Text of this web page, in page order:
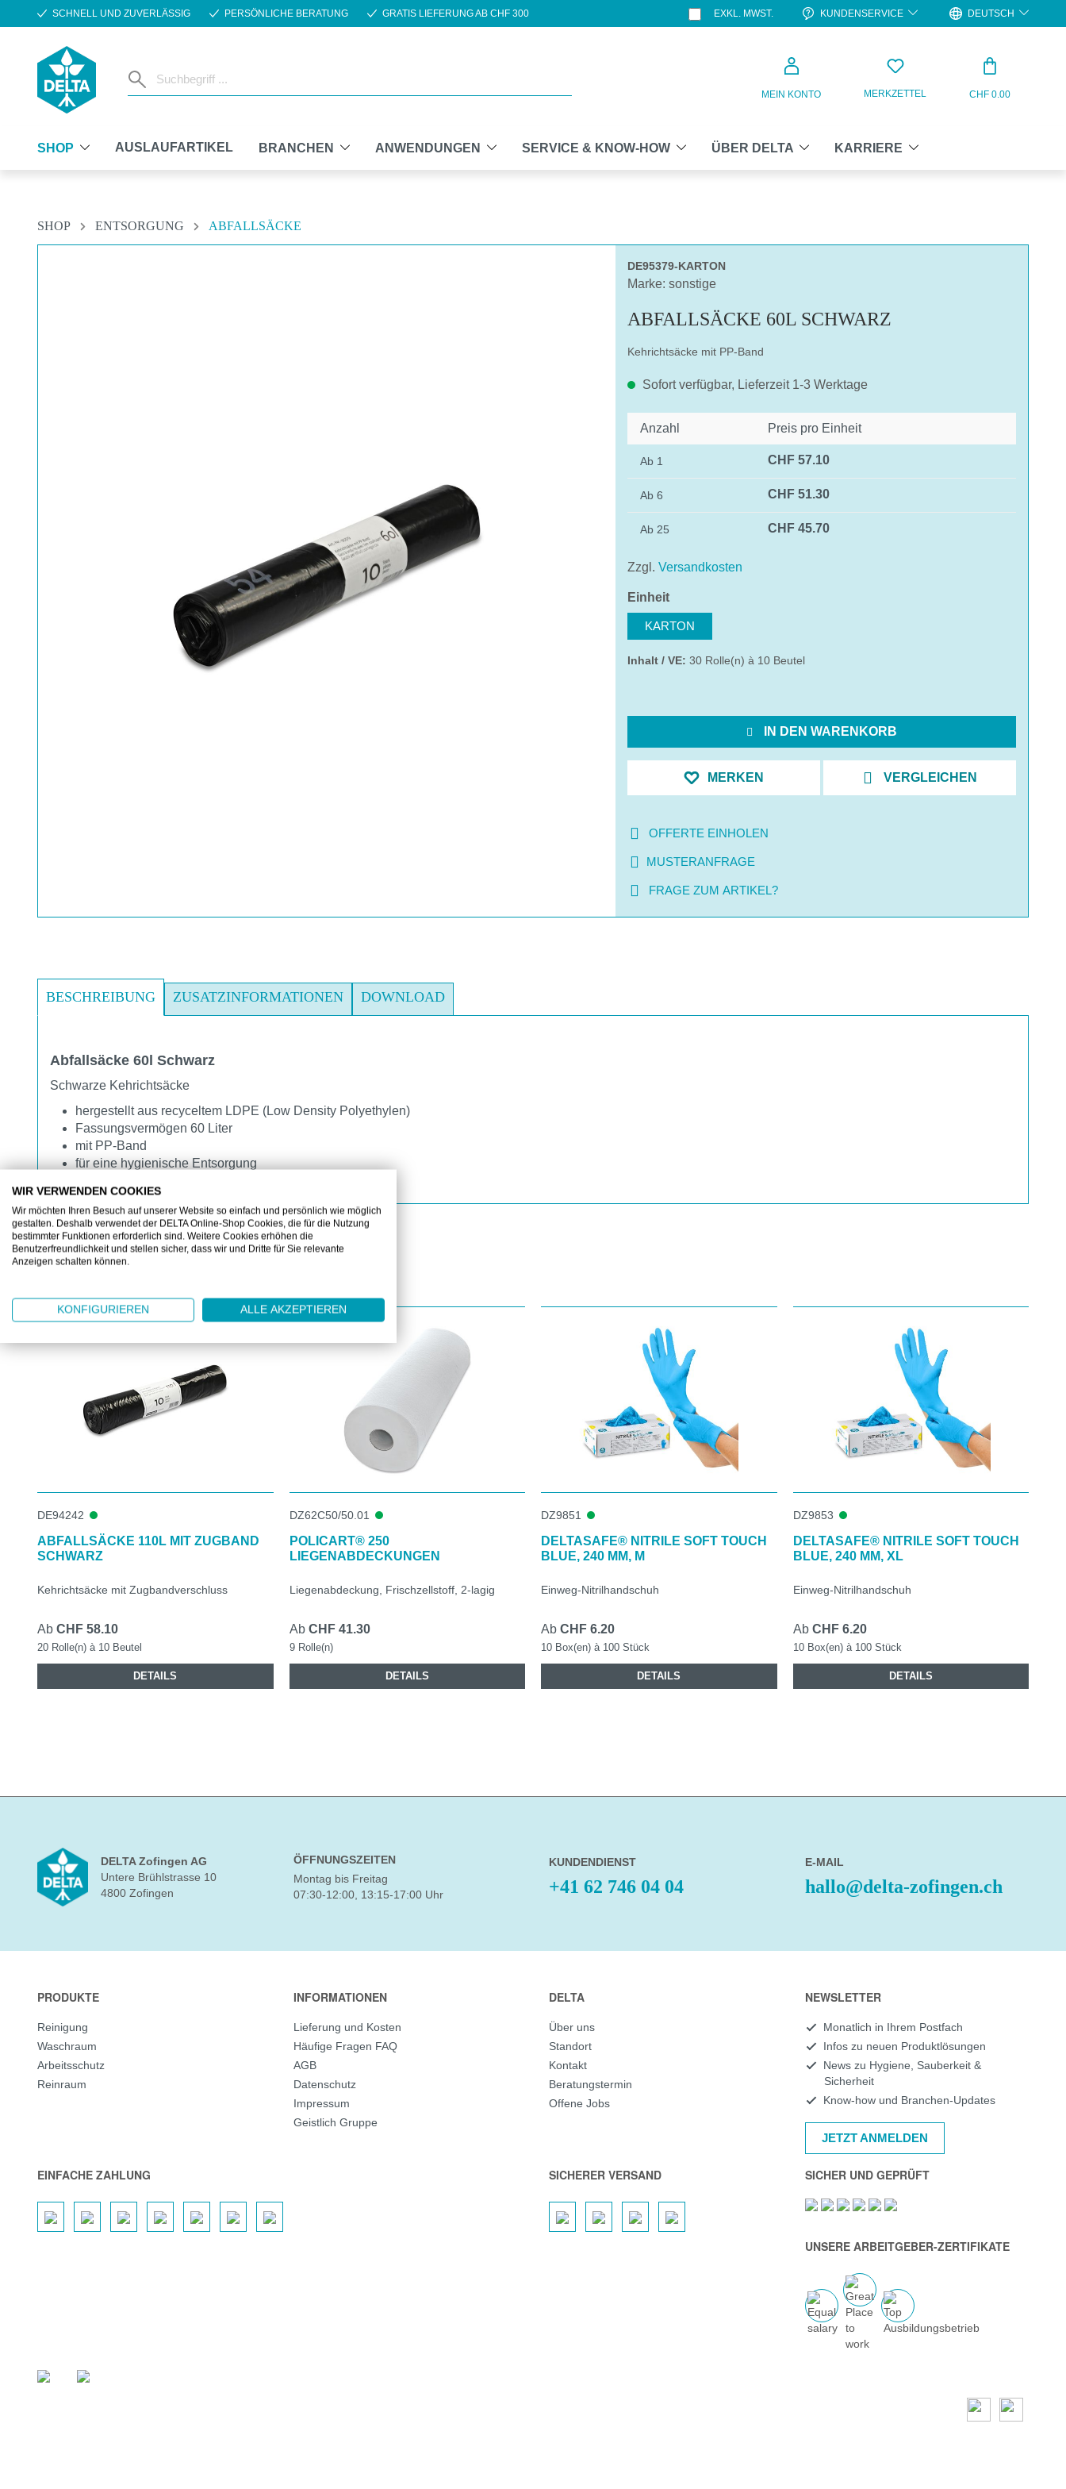
Hauptinhalt springen
Zur Suche springen
Zur Hauptnavigation springen
SCHNELL UND ZUVERLÄSSIG PERSÖNLICHE BERATUNG GRATIS LIEFERUNG AB CHF 300 EXKL. MWST. KUNDENSERVICE DEUTSCH
MEIN KONTO MERKZETTEL CHF 0.00
SHOP AUSLAUFARTIKEL BRANCHEN ANWENDUNGEN SERVICE & KNOW-HOW ÜBER DELTA KARRIERE
SHOP ENTSORGUNG
ABFALLSÄCKE
DE95379-KARTON
Marke: sonstige
ABFALLSÄCKE 60L SCHWARZ
Kehrichtsäcke mit PP-Band
Sofort verfügbar, Lieferzeit 1-3 Werktage
Anzahl Preis pro Einheit
Ab 1 CHF 57.10
Ab 6 CHF 51.30
Ab 25 CHF 45.70
Zzgl. Versandkosten
Einheitauswählen
KARTON
Inhalt / VE: 30 Rolle(n) à 10 Beutel
IN DEN WARENKORB
MERKEN VERGLEICHEN
OFFERTE EINHOLEN
MUSTERANFRAGE
FRAGE ZUM ARTIKEL?
BESCHREIBUNG ZUSATZINFORMATIONEN DOWNLOAD
Abfallsäcke 60l Schwarz
Schwarze Kehrichtsäcke
hergestellt aus recyceltem LDPE (Low Density Polyethylen)
Fassungsvermögen 60 Liter
mit PP-Band
für eine hygienische Entsorgung
Produktgalerie überspringen
DE94242
ABFALLSÄCKE 110L MIT ZUGBAND
SCHWARZ
Kehrichtsäcke mit Zugbandverschluss
Ab CHF 58.10
20 Rolle(n) à 10 Beutel
DETAILS
DZ62C50/50.01
POLICART® 250
LIEGENABDECKUNGEN
Liegenabdeckung, Frischzellstoff, 2-lagig
Ab CHF 41.30
9 Rolle(n)
DETAILS
DZ9851
DELTASAFE® NITRILE SOFT TOUCH
BLUE, 240 MM, M
Einweg-Nitrilhandschuh
Ab CHF 6.20
10 Box(en) à 100 Stück
DETAILS
DZ9853
DELTASAFE® NITRILE SOFT TOUCH
BLUE, 240 MM, XL
Einweg-Nitrilhandschuh
Ab CHF 6.20
10 Box(en) à 100 Stück
DETAILS
DELTA Zofingen AG
Untere Brühlstrasse 10
4800 Zofingen
ÖFFNUNGSZEITEN
Montag bis Freitag
07:30-12:00, 13:15-17:00 Uhr
KUNDENDIENST
+41 62 746 04 04
E-MAIL
hallo@delta-zofingen.ch
PRODUKTE
Reinigung
Waschraum
Arbeitsschutz
Reinraum
INFORMATIONEN
Lieferung und Kosten
Häufige Fragen FAQ
AGB
Datenschutz
Impressum
Geistlich Gruppe
DELTA
Über uns
Standort
Kontakt
Beratungstermin
Offene Jobs
NEWSLETTER
Monatlich in Ihrem Postfach
Infos zu neuen Produktlösungen
News zu Hygiene, Sauberkeit &
Sicherheit
Know-how und Branchen-Updates
JETZT ANMELDEN
EINFACHE ZAHLUNG SICHERER VERSAND SICHER UND GEPRÜFT
UNSERE ARBEITGEBER-ZERTIFIKATE
WIR VERWENDEN COOKIES
Wir möchten Ihren Besuch auf unserer Website so einfach und persönlich wie möglich
gestalten. Deshalb verwendet der DELTA Online-Shop Cookies, die für die Nutzung
bestimmter Funktionen erforderlich sind. Weitere Cookies erhöhen die
Benutzerfreundlichkeit und stellen sicher, dass wir und Dritte für Sie relevante
Anzeigen schalten können.
KONFIGURIEREN ALLE AKZEPTIEREN